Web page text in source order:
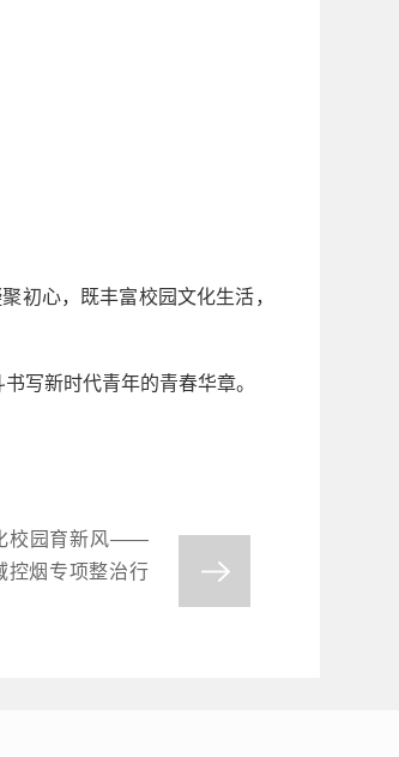
初心，既丰富校园文化生活，
写新时代青年的青春华章。
校园育新风——
控烟专项整治行